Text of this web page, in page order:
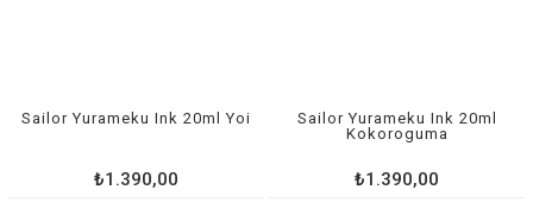
Sailor Yurameku Ink 20ml Yoi
₺1.390,00
Sailor Yurameku Ink 20ml
Kokoroguma
₺1.390,00